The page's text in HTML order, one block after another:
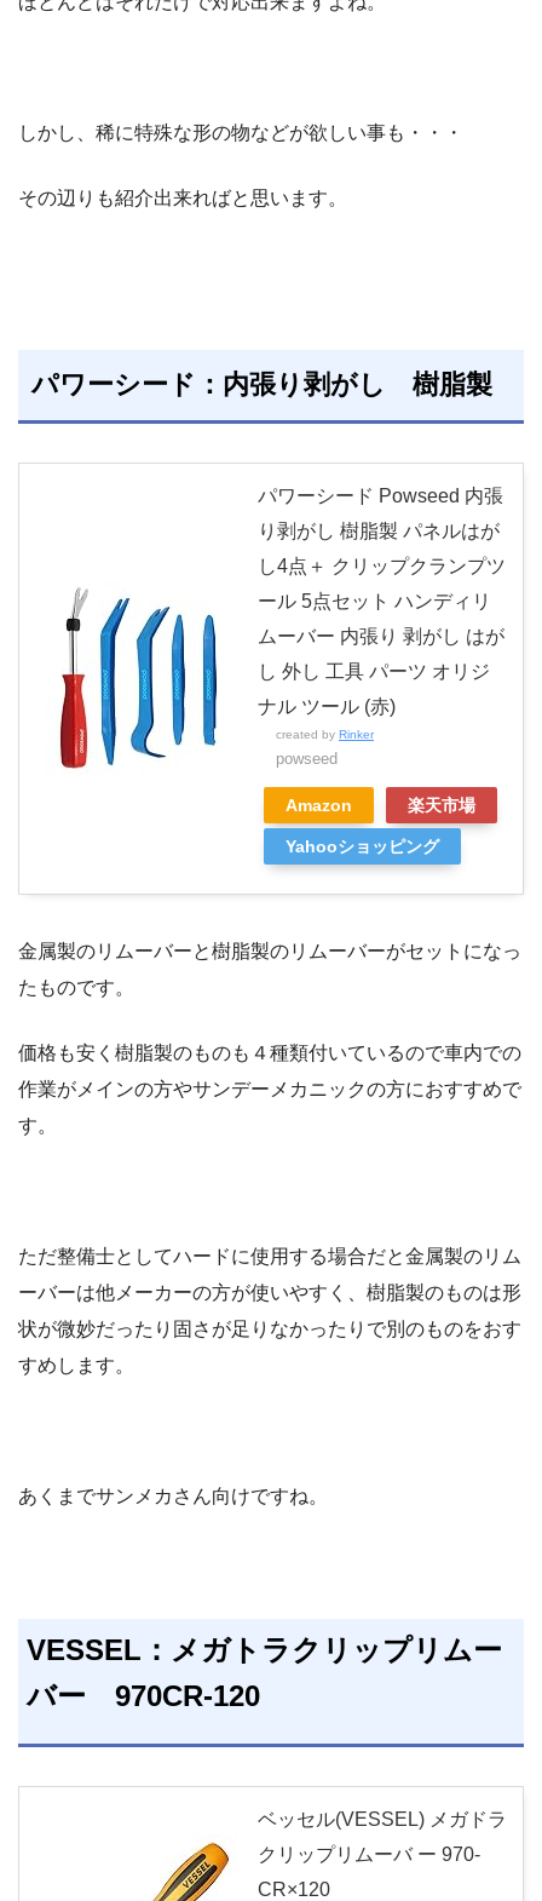
しかし、稀に特殊な形の物などが欲しい事も・・・
その辺りも紹介出来ればと思います。
パワーシード：内張り剥がし 樹脂製
パワーシード Powseed 内張
り剥がし 樹脂製 パネルはが
し4点＋ クリップクランプツ
ール 5点セット ハンディリ
ムーバー 内張り 剥がし はが
し 外し 工具 パーツ オリジ
ナル ツール (赤)
created by Rinker
powseed
Amazon 楽天市場
Yahooショッピング
金属製のリムーバーと樹脂製のリムーバーがセットになっ
たものです。
価格も安く樹脂製のものも４種類付いているので車内での
作業がメインの方やサンデーメカニックの方におすすめで
す。
ただ整備士としてハードに使用する場合だと金属製のリム
ーバーは他メーカーの方が使いやすく、樹脂製のものは形
状が微妙だったり固さが足りなかったりで別のものをおす
すめします。
あくまでサンメカさん向けですね。
VESSEL：メガトラクリップリムー
バー 970CR-120
ベッセル(VESSEL) メガドラ
クリップリムーバ ー 970-
CR×120